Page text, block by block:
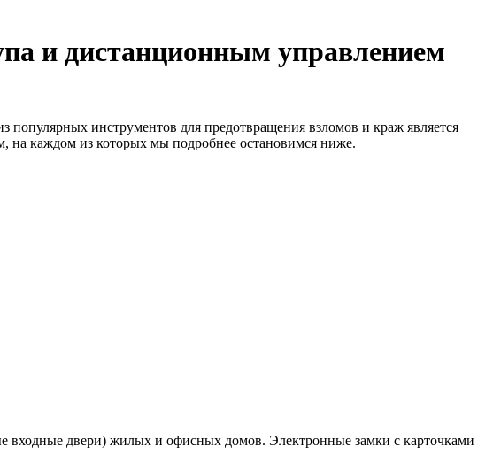
и дистанционным управлением
инструментов для предотвращения взломов и краж является
на каждом из которых мы подробнее остановимся ниже.
входные двери) жилых и офисных домов. Электронные замки с карточками